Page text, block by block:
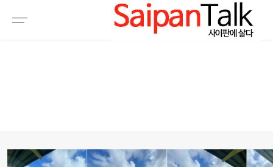
여행정보
생활정보
갤러리 & 동영상